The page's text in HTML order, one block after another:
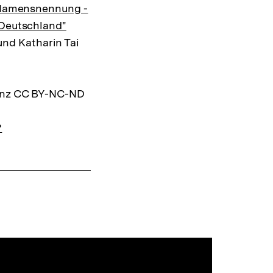
-
Katharin Tai
CC BY-NC-ND